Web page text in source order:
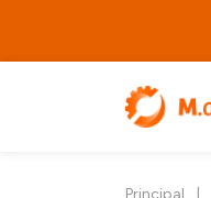
Principal